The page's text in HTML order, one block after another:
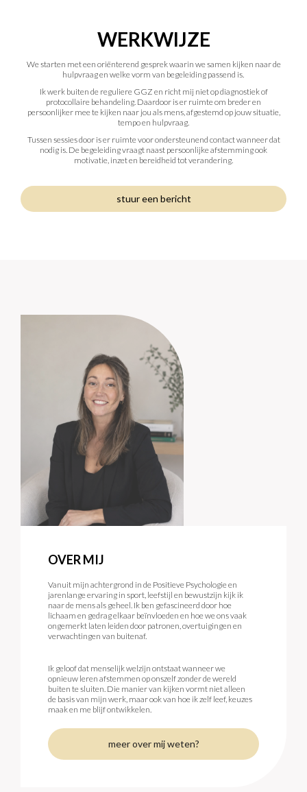
WERKWIJZE
We starten met een oriënterend gesprek waarin we samen kijken naar de
hulpvraag en welke vorm van begeleiding passend is.
Ik werk buiten de reguliere GGZ en richt mij niet op diagnostiek of
protocollaire behandeling. Daardoor is er ruimte om breder en
persoonlijker mee te kijken naar jou als mens, afgestemd op jouw situatie,
tempo en hulpvraag.
Tussen sessies door is er ruimte voor ondersteunend contact wanneer dat
nodig is. De begeleiding vraagt naast persoonlijke afstemming ook
motivatie, inzet en bereidheid tot verandering.
stuur een bericht
OVER MIJ
Vanuit mijn achtergrond in de Positieve Psychologie en
jarenlange ervaring in sport, leefstijl en bewustzijn kijk ik
naar de mens als geheel. Ik ben gefascineerd door hoe
lichaam en gedrag elkaar beïnvloeden en hoe we ons vaak
ongemerkt laten leiden door patronen, overtuigingen en
verwachtingen van buitenaf.
Ik geloof dat menselijk welzijn ontstaat wanneer we
opnieuw leren afstemmen op onszelf zonder de wereld
buiten te sluiten. Die manier van kijken vormt niet alleen
de basis van mijn werk, maar ook van hoe ik zelf leef, keuzes
maak en me blijf ontwikkelen.
meer over mij weten?